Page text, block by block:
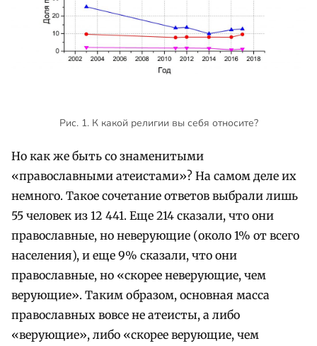
Рис. 1. К какой религии вы себя относите?
Но как же быть со знаменитыми
«православными атеистами»? На самом деле их
немного. Такое сочетание ответов выбрали лишь
55 человек из 12 441. Еще 214 сказали, что они
православные, но неверующие (около 1% от всего
населения), и еще 9% сказали, что они
православные, но «скорее неверующие, чем
верующие». Таким образом, основная масса
православных вовсе не атеисты, а либо
«верующие», либо «скорее верующие, чем